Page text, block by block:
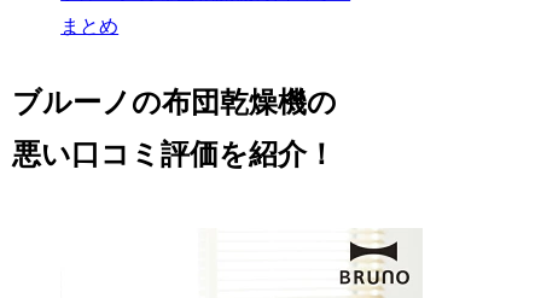
まとめ
ブルーノの布団乾燥機の
悪い口コミ評価を紹介！